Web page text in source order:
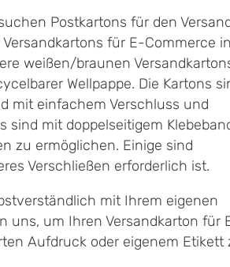
Postkartons für den
für E-Commerce in
weißen/braunen
Wellpappe. Die Kartons
mit einfachem Verschluss und
sind mit doppelseitigem
zu ermöglichen. Einige sind
Verschließen erforderlich ist.
mit Ihrem eigenen
uns, um Ihren Versandkarton für
Aufdruck oder eigenem Etikett